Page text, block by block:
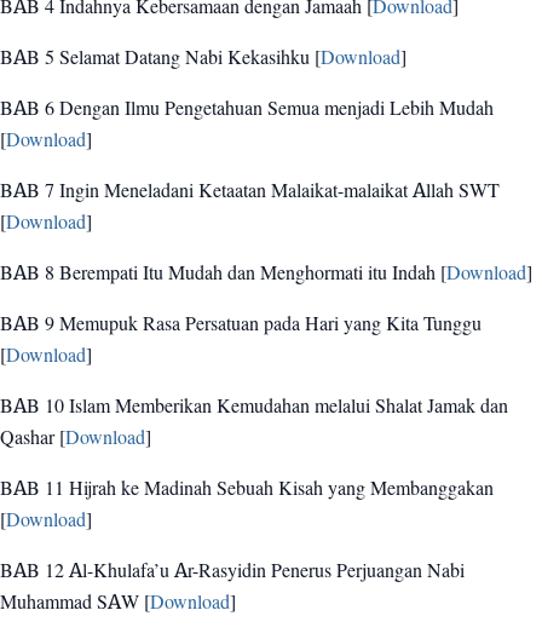
BAB 4 Indahnya Kebersamaan dengan Jamaah [Download]
BAB 5 Selamat Datang Nabi Kekasihku [Download]
BAB 6 Dengan Ilmu Pengetahuan Semua menjadi Lebih Mudah
[Download]
BAB 7 Ingin Meneladani Ketaatan Malaikat-malaikat Allah SWT
[Download]
BAB 8 Berempati Itu Mudah dan Menghormati itu Indah [Download]
BAB 9 Memupuk Rasa Persatuan pada Hari yang Kita Tunggu
[Download]
BAB 10 Islam Memberikan Kemudahan melalui Shalat Jamak dan
Qashar [Download]
BAB 11 Hijrah ke Madinah Sebuah Kisah yang Membanggakan
[Download]
BAB 12 Al-Khulafa’u Ar-Rasyidin Penerus Perjuangan Nabi
Muhammad SAW [Download]